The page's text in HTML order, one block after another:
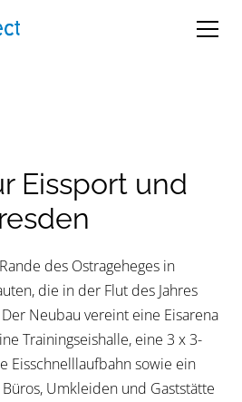
Eissport und
des Ostrageheges in
die in der Flut des Jahres
Neubau vereint eine Eisarena
Trainingseishalle, eine 3 x 3-
Eisschnelllaufbahn sowie ein
Umkleiden und Gaststätte